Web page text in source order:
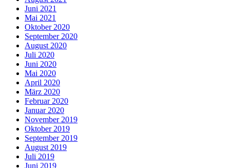
Juni 2021
Mai 2021
Oktober 2020
September 2020
August 2020
Juli 2020
Juni 2020
Mai 2020
April 2020
März 2020
Februar 2020
Januar 2020
November 2019
Oktober 2019
September 2019
August 2019
Juli 2019
Juni 2019